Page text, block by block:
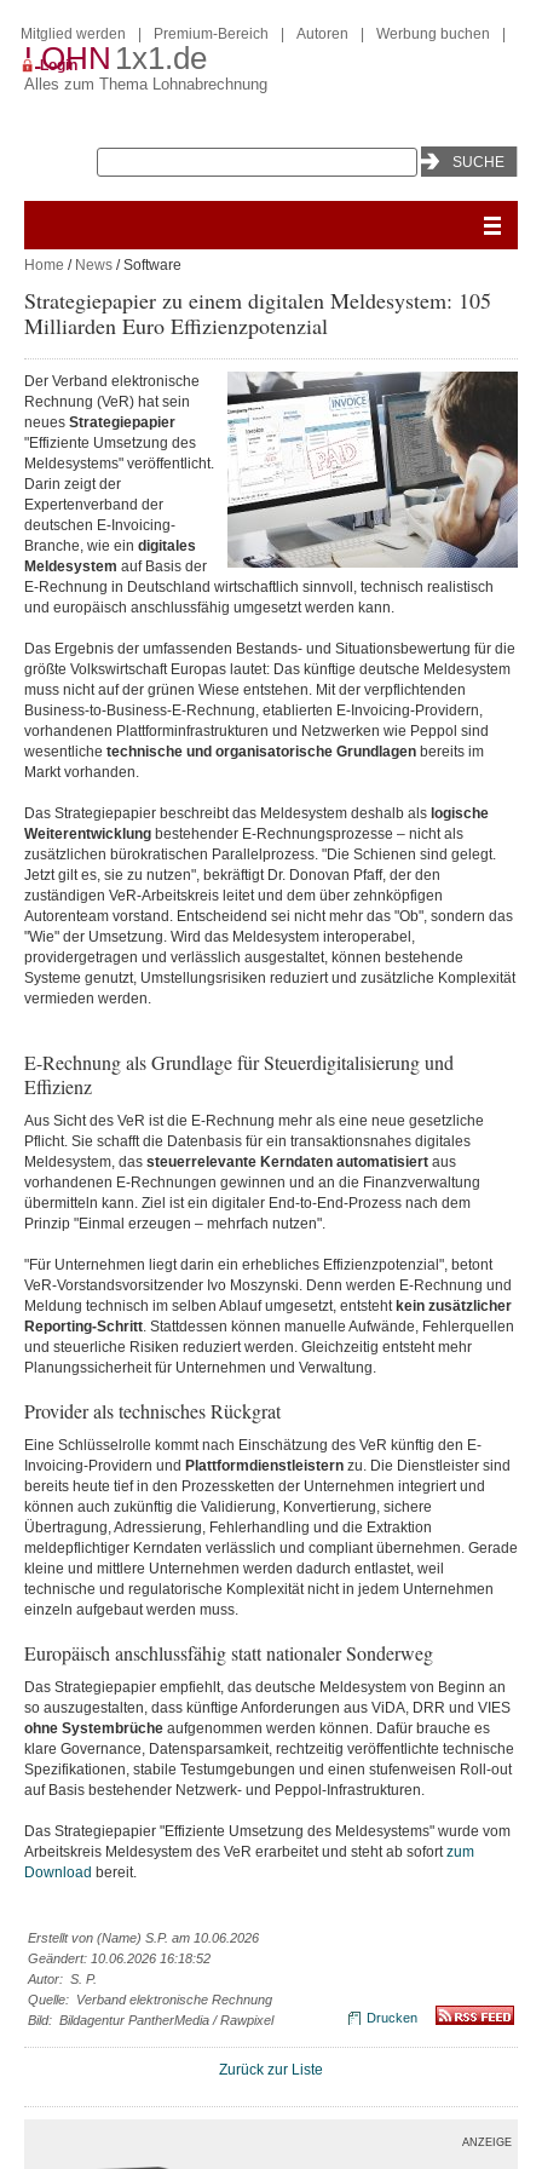
LOHN 1x1.de
Alles zum Thema Lohnabrechnung
Mitglied werden Premium-Bereich Autoren Werbung buchen
Login
Home / News / Software
Strategiepapier zu einem digitalen Meldesystem: 105
Milliarden Euro Effizienzpotenzial
Der Verband elektronische
Rechnung (VeR) hat sein
neues Strategiepapier
"Effiziente Umsetzung des
Meldesystems" veröffentlicht.
Darin zeigt der
Expertenverband der
deutschen E-Invoicing-
Branche, wie ein digitales
Meldesystem auf Basis der
E-Rechnung in Deutschland wirtschaftlich sinnvoll, technisch realistisch
und europäisch anschlussfähig umgesetzt werden kann.
Das Ergebnis der umfassenden Bestands- und Situationsbewertung für die
größte Volkswirtschaft Europas lautet: Das künftige deutsche Meldesystem
muss nicht auf der grünen Wiese entstehen. Mit der verpflichtenden
Business-to-Business-E-Rechnung, etablierten E-Invoicing-Providern,
vorhandenen Plattforminfrastrukturen und Netzwerken wie Peppol sind
wesentliche technische und organisatorische Grundlagen bereits im
Markt vorhanden.
Das Strategiepapier beschreibt das Meldesystem deshalb als logische
Weiterentwicklung bestehender E-Rechnungsprozesse – nicht als
zusätzlichen bürokratischen Parallelprozess. "Die Schienen sind gelegt.
Jetzt gilt es, sie zu nutzen", bekräftigt Dr. Donovan Pfaff, der den
zuständigen VeR-Arbeitskreis leitet und dem über zehnköpfigen
Autorenteam vorstand. Entscheidend sei nicht mehr das "Ob", sondern das
"Wie" der Umsetzung. Wird das Meldesystem interoperabel,
providergetragen und verlässlich ausgestaltet, können bestehende
Systeme genutzt, Umstellungsrisiken reduziert und zusätzliche Komplexität
vermieden werden.
E-Rechnung als Grundlage für Steuerdigitalisierung und
Effizienz
Aus Sicht des VeR ist die E-Rechnung mehr als eine neue gesetzliche
Pflicht. Sie schafft die Datenbasis für ein transaktionsnahes digitales
Meldesystem, das steuerrelevante Kerndaten automatisiert aus
vorhandenen E-Rechnungen gewinnen und an die Finanzverwaltung
übermitteln kann. Ziel ist ein digitaler End-to-End-Prozess nach dem
Prinzip "Einmal erzeugen – mehrfach nutzen".
"Für Unternehmen liegt darin ein erhebliches Effizienzpotenzial", betont
VeR-Vorstandsvorsitzender Ivo Moszynski. Denn werden E-Rechnung und
Meldung technisch im selben Ablauf umgesetzt, entsteht kein zusätzlicher
Reporting-Schritt. Stattdessen können manuelle Aufwände, Fehlerquellen
und steuerliche Risiken reduziert werden. Gleichzeitig entsteht mehr
Planungssicherheit für Unternehmen und Verwaltung.
Provider als technisches Rückgrat
Eine Schlüsselrolle kommt nach Einschätzung des VeR künftig den E-
Invoicing-Providern und Plattformdienstleistern zu. Die Dienstleister sind
bereits heute tief in den Prozessketten der Unternehmen integriert und
können auch zukünftig die Validierung, Konvertierung, sichere
Übertragung, Adressierung, Fehlerhandling und die Extraktion
meldepflichtiger Kerndaten verlässlich und compliant übernehmen. Gerade
kleine und mittlere Unternehmen werden dadurch entlastet, weil
technische und regulatorische Komplexität nicht in jedem Unternehmen
einzeln aufgebaut werden muss.
Europäisch anschlussfähig statt nationaler Sonderweg
Das Strategiepapier empfiehlt, das deutsche Meldesystem von Beginn an
so auszugestalten, dass künftige Anforderungen aus ViDA, DRR und VIES
ohne Systembrüche aufgenommen werden können. Dafür brauche es
klare Governance, Datensparsamkeit, rechtzeitig veröffentlichte technische
Spezifikationen, stabile Testumgebungen und einen stufenweisen Roll-out
auf Basis bestehender Netzwerk- und Peppol-Infrastrukturen.
Das Strategiepapier "Effiziente Umsetzung des Meldesystems" wurde vom
Arbeitskreis Meldesystem des VeR erarbeitet und steht ab sofortzum
Download bereit.
Erstellt von (Name) S.P. am 10.06.2026
Geändert: 10.06.2026 16:18:52
Autor: S. P.
Quelle: Verband elektronische Rechnung
Bild: Bildagentur PantherMedia / Rawpixel
Drucken
Zurück zur Liste
ANZEIGE